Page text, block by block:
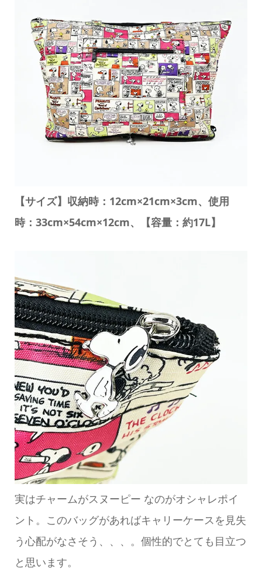
【サイズ】収納時：12cm×21cm×3cm、使用
時：33cm×54cm×12cm、【容量：約17L】
実はチャームがスヌーピー なのがオシャレポイ
ント。このバッグがあればキャリーケースを見失
う心配がなさそう、、、。個性的でとても目立つ
と思います。